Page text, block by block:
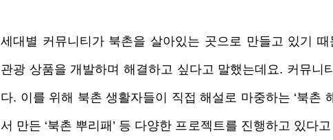
세대별 커뮤니티가 북촌을 살아있는 곳으로 만들고 있기
관광 상품을 개발하며 해결하고 싶다고 말했는데요. 커뮤니
다. 이를 위해 북촌 생활자들이 직접 해설로 마중하는 ‘북촌
서 만든 ‘북촌 뿌리패’ 등 다양한 프로젝트를 진행하고 있다